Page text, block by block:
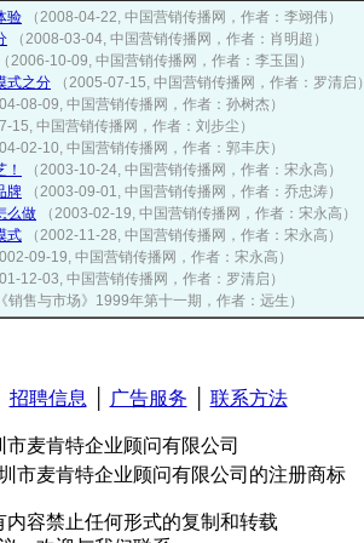
验
（2008-04-22, 中国营销传播网，作者：李翊伟）
（2008-03-04, 中国营销传播网，作者：肖明超）
（2006-10-09, 中国营销传播网，作者：李玉国）
式之分
（2005-07-15, 中国营销传播网，作者：罗清启）
08-09, 中国营销传播网，作者：孙树杰）
15, 中国营销传播网，作者：刘步尘）
02-10, 中国营销传播网，作者：郭丰庆）
（2003-10-24, 中国营销传播网，作者：宋永高）
牌
（2003-09-01, 中国营销传播网，作者：乔忠涛）
么做
（2003-02-19, 中国营销传播网，作者：宋永高）
式
（2002-11-28, 中国营销传播网，作者：宋永高）
09-19, 中国营销传播网，作者：宋永高）
12-03, 中国营销传播网，作者：罗清启）
销售与市场》1999年第十一期，作者：远生）
招聘信息 广告服务 联系方法
麦肯特企业顾问有限公司
市麦肯特企业顾问有限公司的注册商标
容禁止任何形式的复制和转载